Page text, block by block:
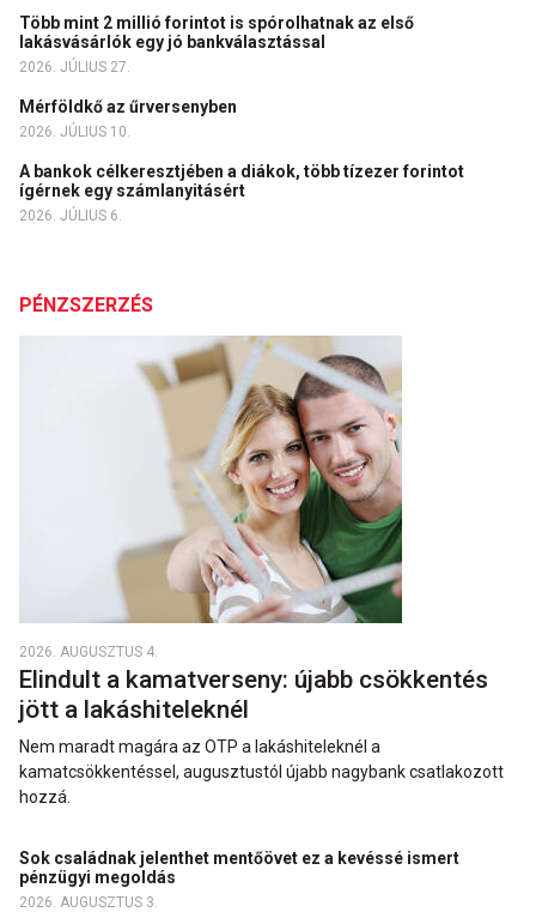
Több mint 2 millió forintot is spórolhatnak az első
lakásvásárlók egy jó bankválasztással
2026. JÚLIUS 27.
Mérföldkő az űrversenyben
2026. JÚLIUS 10.
A bankok célkeresztjében a diákok, több tízezer forintot
ígérnek egy számlanyitásért
2026. JÚLIUS 6.
PÉNZSZERZÉS
2026. AUGUSZTUS 4.
Elindult a kamatverseny: újabb csökkentés
jött a lakáshiteleknél
Nem maradt magára az OTP a lakáshiteleknél a
kamatcsökkentéssel, augusztustól újabb nagybank csatlakozott
hozzá.
Sok családnak jelenthet mentőövet ez a kevéssé ismert
pénzügyi megoldás
2026. AUGUSZTUS 3.